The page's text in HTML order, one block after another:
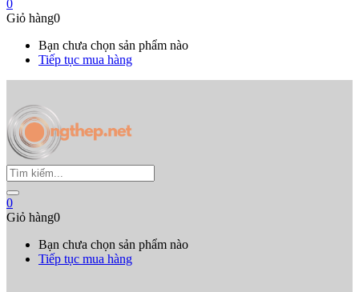
0
Giỏ hàng0
Bạn chưa chọn sản phẩm nào
Tiếp tục mua hàng
0
Giỏ hàng0
Bạn chưa chọn sản phẩm nào
Tiếp tục mua hàng